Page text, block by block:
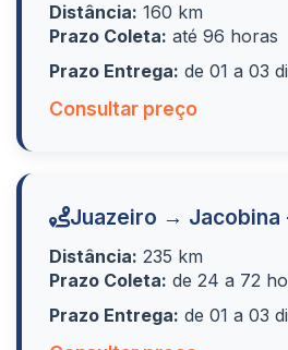
Distância: 160 km
Prazo Coleta: até 96 horas
Prazo Entrega: de 01 a 03
Consultar preço
Juazeiro → Jacobina
Distância: 235 km
Prazo Coleta: de 24 a 72
Prazo Entrega: de 01 a 03